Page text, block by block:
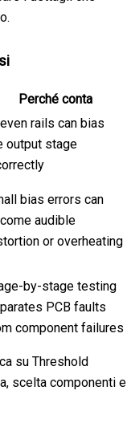
Perché conta
rails can bias
output stage
bias errors can
audible
or overheating
by-stage testing
PCB faults
component failures
su Threshold
scelta componenti e